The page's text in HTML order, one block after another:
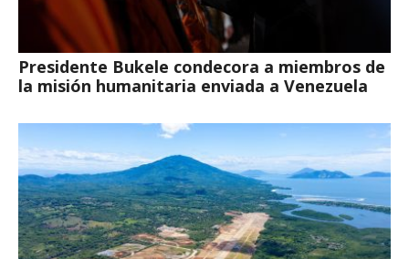
Presidente Bukele condecora a miembros de
la misión humanitaria enviada a Venezuela